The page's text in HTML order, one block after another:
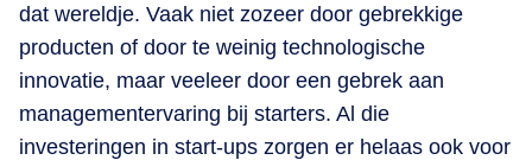
dat wereldje. Vaak niet zozeer door gebrekkige
producten of door te weinig technologische
innovatie, maar veeleer door een gebrek aan
managementervaring bij starters. Al die
investeringen in start-ups zorgen er helaas ook voor